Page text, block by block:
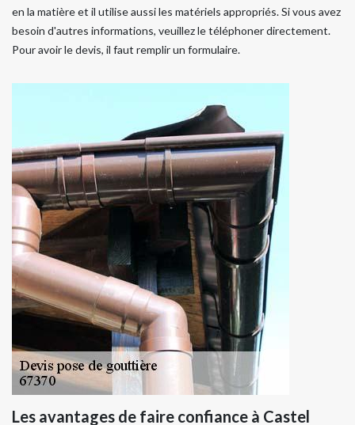
en la matière et il utilise aussi les matériels appropriés. Si vous avez
besoin d'autres informations, veuillez le téléphoner directement.
Pour avoir le devis, il faut remplir un formulaire.
Les avantages de faire confiance à Castel